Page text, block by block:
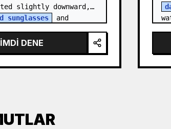
slightly downward,
sunglasses
and
DENE